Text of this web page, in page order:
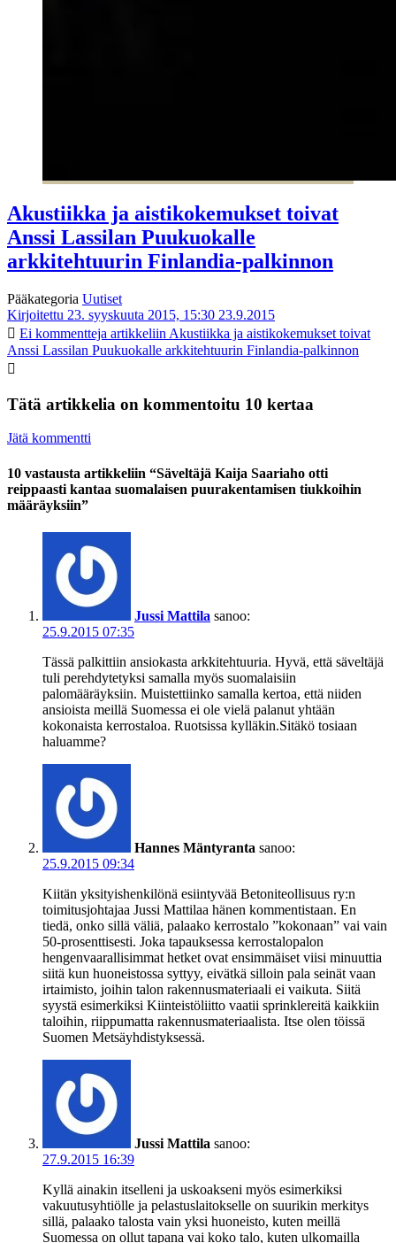
Akustiikka ja aistikokemukset toivat
Anssi Lassilan Puukuokalle
arkkitehtuurin Finlandia-palkinnon
Pääkategoria Uutiset
Kirjoitettu 23. syyskuuta 2015, 15:30 23.9.2015
Ei kommentteja artikkeliin Akustiikka ja aistikokemukset toivat
Anssi Lassilan Puukuokalle arkkitehtuurin Finlandia-palkinnon
Tätä artikkelia on kommentoitu 10 kertaa
Jätä kommentti
10 vastausta artikkeliin “Säveltäjä Kaija Saariaho otti
reippaasti kantaa suomalaisen puurakentamisen tiukkoihin
määräyksiin”
Jussi Mattila sanoo:
25.9.2015 07:35
Tässä palkittiin ansiokasta arkkitehtuuria. Hyvä, että säveltäjä
tuli perehdytetyksi samalla myös suomalaisiin
palomääräyksiin. Muistettiinko samalla kertoa, että niiden
ansioista meillä Suomessa ei ole vielä palanut yhtään
kokonaista kerrostaloa. Ruotsissa kylläkin.Sitäkö tosiaan
haluamme?
Hannes Mäntyranta sanoo:
25.9.2015 09:34
Kiitän yksityishenkilönä esiintyvää Betoniteollisuus ry:n
toimitusjohtajaa Jussi Mattilaa hänen kommentistaan. En
tiedä, onko sillä väliä, palaako kerrostalo ”kokonaan” vai vain
50-prosenttisesti. Joka tapauksessa kerrostalopalon
hengenvaarallisimmat hetket ovat ensimmäiset viisi minuuttia
siitä kun huoneistossa syttyy, eivätkä silloin pala seinät vaan
irtaimisto, joihin talon rakennusmateriaali ei vaikuta. Siitä
syystä esimerkiksi Kiinteistöliitto vaatii sprinklereitä kaikkiin
taloihin, riippumatta rakennusmateriaalista. Itse olen töissä
Suomen Metsäyhdistyksessä.
Jussi Mattila sanoo:
27.9.2015 16:39
Kyllä ainakin itselleni ja uskoakseni myös esimerkiksi
vakuutusyhtiölle ja pelastuslaitokselle on suurikin merkitys
sillä, palaako talosta vain yksi huoneisto, kuten meillä
Suomessa on ollut tapana vai koko talo, kuten ulkomailla